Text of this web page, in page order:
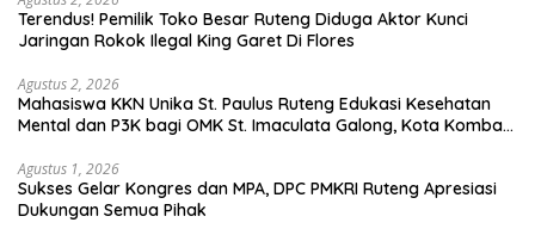
Terendus! Pemilik Toko Besar Ruteng Diduga Aktor Kunci
Jaringan Rokok Ilegal King Garet Di Flores
Agustus 2, 2026
Mahasiswa KKN Unika St. Paulus Ruteng Edukasi Kesehatan
Mental dan P3K bagi OMK St. Imaculata Galong, Kota Komba
Agustus 1, 2026
Sukses Gelar Kongres dan MPA, DPC PMKRI Ruteng Apresiasi
Dukungan Semua Pihak